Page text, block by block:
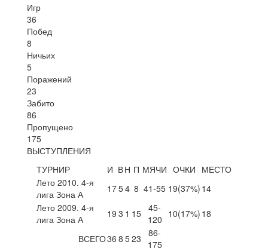
Игр
36
Побед
8
Ничьих
5
Поражений
23
Забито
86
Пропущено
175
ВЫСТУПЛЕНИЯ
ТУРНИР
И ВН П МЯЧИ ОЧКИ МЕСТО
Лето 2010. 4-я
лига Зона А
1754 8 41-55 19(37%) 14
Лето 2009. 4-я
лига Зона А
19 3 1 15 45-
120 10(17%) 18
ВСЕГО36 8 523
86-
175